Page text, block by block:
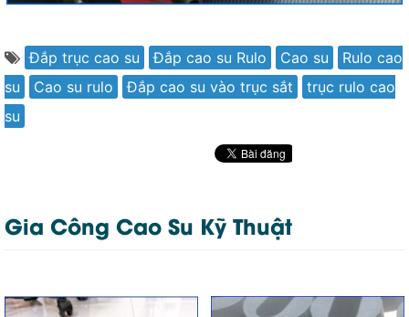
Đắp trục cao su Đắp cao su Rulo Cao su
Rulo cao
su
Cao su rulo Đắp cao su vào trục sắt
trục rulo cao
su
Gia Công Cao Su Kỹ Thuật